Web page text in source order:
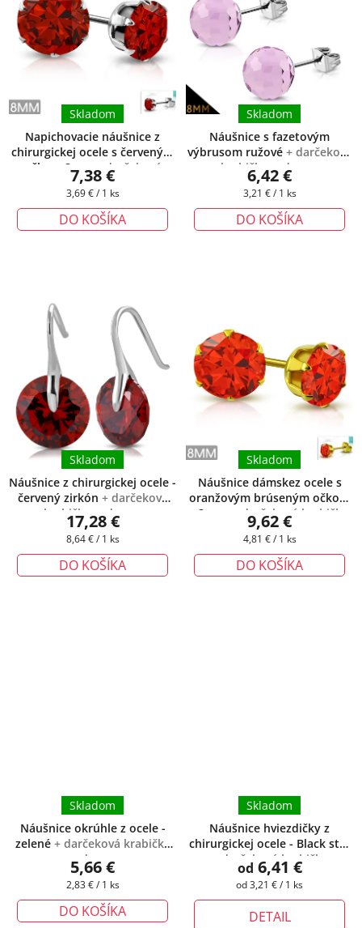
Napichovacie náušnice z
chirurgickej ocele s červeným
očkom 8mm+ darčeková
krabička zadarmo
Skladom
7,38 €
Jednotková
3,69 € / 1 ks
DO KOŠÍKA
Náušnice s fazetovým
výbrusom ružové + darčeková
krabička zadarmo
Skladom
6,42 €
Jednotková
3,21 € / 1 ks
DO KOŠÍKA
Náušnice z chirurgickej ocele -
červený zirkón + darčeková
krabička zadarmo
Skladom
17,28 €
Jednotková
8,64 € / 1 ks
DO KOŠÍKA
Náušnice dámskez ocele s
oranžovým brúseným očkom
- 8 mm
+ darčeková krabička
zadarmo
Skladom
9,62 €
Jednotková
4,81 € / 1 ks
DO KOŠÍKA
Náušnice okrúhle z ocele -
zelené + darčeková krabička
zadarmo
Skladom
5,66 €
Jednotková
2,83 € / 1 ks
DO KOŠÍKA
Náušnice hviezdičky z
chirurgickej ocele - Black star
+ darčeková krabička
zadarmo
Skladom
od 6,41 €
Jednotková
od 3,21 € / 1 ks
DETAIL